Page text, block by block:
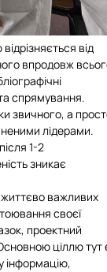
від
впродовж
спрямування.
звичного, а
лідерами.
1-2
зникає
важливих
своєї
проектний
ціллю тут
інформацію,